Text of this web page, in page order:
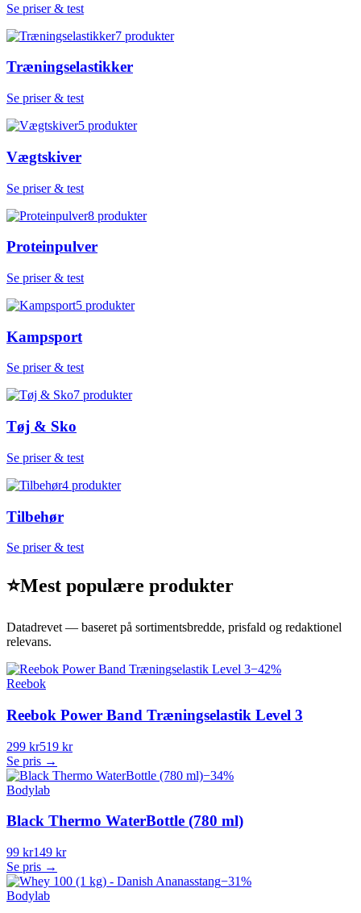
Se priser & test
7 produkter
Træningselastikker
Se priser & test
5 produkter
Vægtskiver
Se priser & test
8 produkter
Proteinpulver
Se priser & test
5 produkter
Kampsport
Se priser & test
7 produkter
Tøj & Sko
Se priser & test
4 produkter
Tilbehør
Se priser & test
⭐Mest populære produkter
Datadrevet — baseret på sortimentsbredde, prisfald og redaktionel
relevans.
−42%
Reebok
Reebok Power Band Træningselastik Level 3
299 kr519 kr
Se pris →
−34%
Bodylab
Black Thermo WaterBottle (780 ml)
99 kr149 kr
Se pris →
−31%
Bodylab